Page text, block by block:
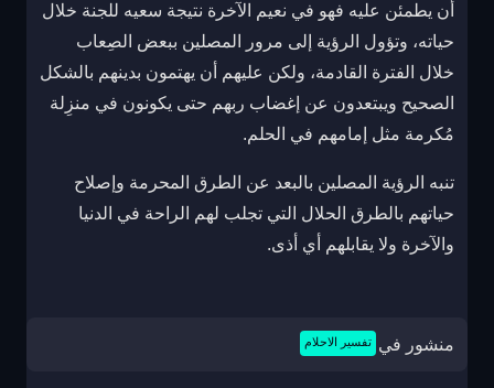
أن يطمئن عليه فهو في نعيم الآخرة نتيجة سعيه للجنة خلال
حياته، وتؤول الرؤية إلى مرور المصلين ببعض الصِعاب
خلال الفترة القادمة، ولكن عليهم أن يهتمون بدينهم بالشكل
الصحيح ويبتعدون عن إغضاب ربهم حتى يكونون في منزِلة
مُكرمة مثل إمامهم في الحلم.
تنبه الرؤية المصلين بالبعد عن الطرق المحرمة وإصلاح
حياتهم بالطرق الحلال التي تجلب لهم الراحة في الدنيا
والآخرة ولا يقابلهم أي أذى.
منشور في تفسير الاحلام